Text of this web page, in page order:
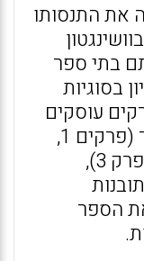
את התנסותו
בתי ספר
בסוגיות
עוסקים
בהתנסויות אישיות של המחבר (פרקים 1,
2), מדיניות בנושא היסטוריה (פרק 3),
(פרקים 4, 5) ותובנות
את הספר